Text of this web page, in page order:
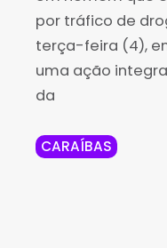
por tráfico de
terça-feira (4),
uma ação
da
CARAÍBAS